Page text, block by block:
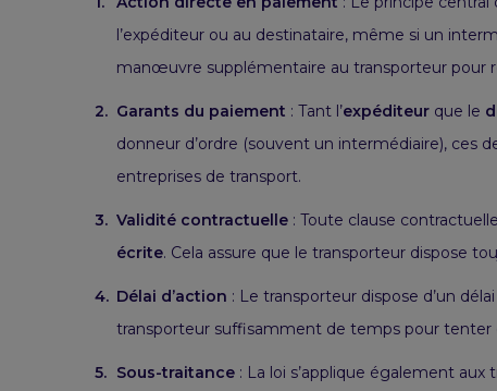
l’expéditeur ou au destinataire, même si un
manœuvre supplémentaire au transporteur pour
Garants du paiement : Tant l’expéditeur que le
donneur d’ordre (souvent un intermédiaire), ces
entreprises de transport.
Validité contractuelle : Toute clause
écrite. Cela assure que le transporteur dispose
Délai d’action : Le transporteur dispose d’un
transporteur suffisamment de temps pour tenter
Sous-traitance : La loi s’applique également aux